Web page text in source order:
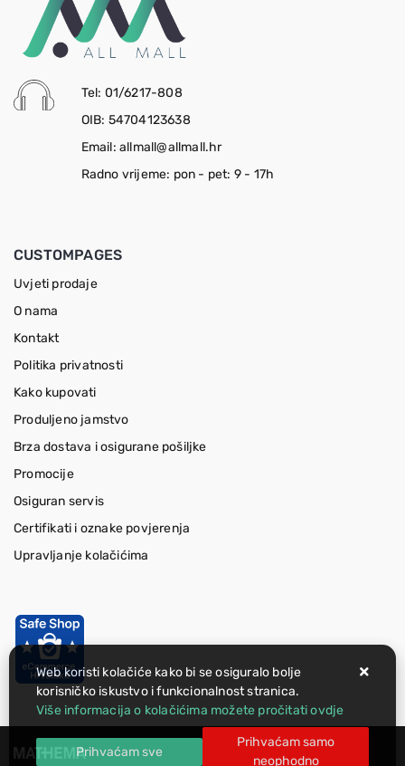
Tel: 01/6217-808
OIB: 54704123638
Email: allmall@allmall.hr
Radno vrijeme: pon - pet: 9 - 17h
CUSTOMPAGES
Uvjeti prodaje
O nama
Kontakt
Politika privatnosti
Kako kupovati
Produljeno jamstvo
Brza dostava i osigurane pošiljke
Promocije
Osiguran servis
Certifikati i oznake povjerenja
Upravljanje kolačićima
Web koristi kolačiće kako bi se osiguralo bolje
korisničko iskustvo i funkcionalnost stranica.
Više informacija o kolačićima možete pročitati ovdje
Prihvaćam sve
Prihvaćam samo
neophodno